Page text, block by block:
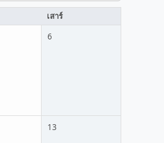
เสาร์
6
13